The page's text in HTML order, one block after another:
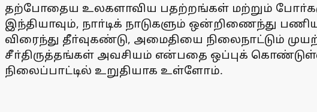
தற்போதைய உலகளாவிய பதற்றங்கள் மற்றும்
இந்தியாவும், நாா்டிக் நாடுகளும் ஒன்றிணைந்து
விரைந்து தீா்வுகண்டு, அமைதியை நிலைநாட்டும்
சீா்திருத்தங்கள் அவசியம் என்பதை ஒப்புக்
நிலைப்பாட்டில் உறுதியாக உள்ளோம்.